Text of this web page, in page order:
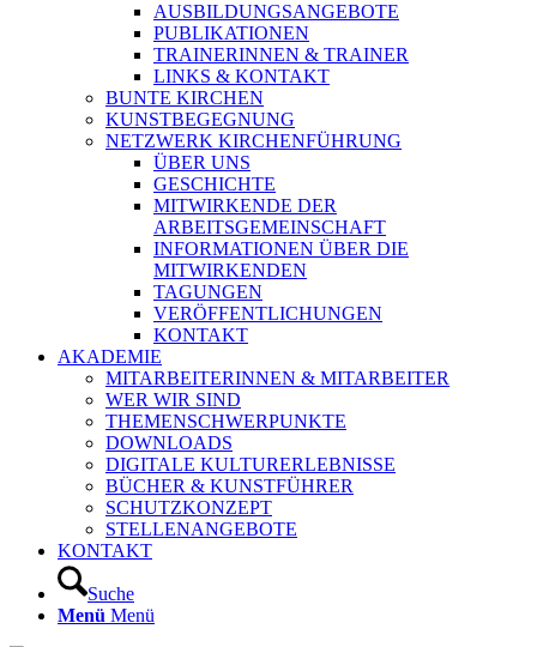
AUSBILDUNGSANGEBOTE
PUBLIKATIONEN
TRAINERINNEN & TRAINER
LINKS & KONTAKT
BUNTE KIRCHEN
KUNSTBEGEGNUNG
NETZWERK KIRCHENFÜHRUNG
ÜBER UNS
GESCHICHTE
MITWIRKENDE DER
ARBEITSGEMEINSCHAFT
INFORMATIONEN ÜBER DIE
MITWIRKENDEN
TAGUNGEN
VERÖFFENTLICHUNGEN
KONTAKT
AKADEMIE
MITARBEITERINNEN & MITARBEITER
WER WIR SIND
THEMENSCHWERPUNKTE
DOWNLOADS
DIGITALE KULTURERLEBNISSE
BÜCHER & KUNSTFÜHRER
SCHUTZKONZEPT
STELLENANGEBOTE
KONTAKT
Suche
Menü Menü